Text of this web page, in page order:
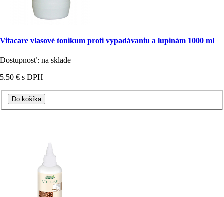
Vitacare vlasové tonikum proti vypadávaniu a lupinám 1000 ml
Dostupnosť: na sklade
5.50 € s DPH